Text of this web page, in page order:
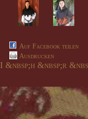
Auf Facebook teilen
Ausdrucken
I &nbsp;h &nbsp;r